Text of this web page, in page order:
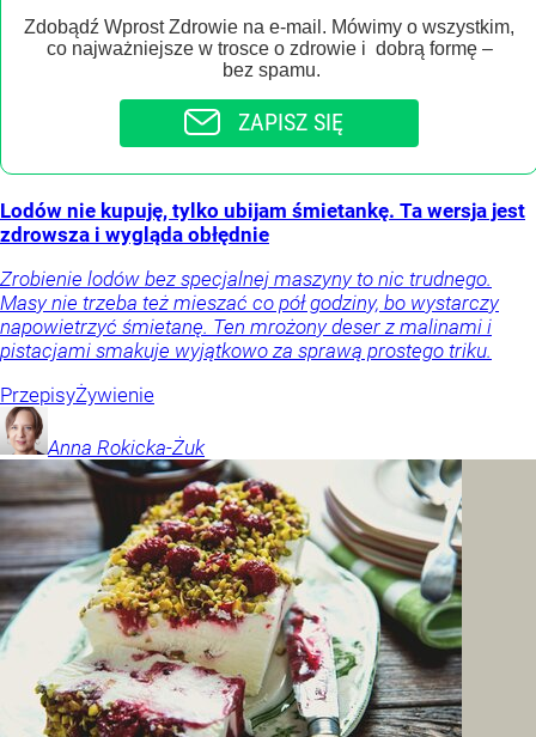
Zdobądź Wprost Zdrowie na e-mail. Mówimy o wszystkim,
co najważniejsze w trosce o zdrowie i dobrą formę –
bez spamu.
ZAPISZ SIĘ
Lodów nie kupuję, tylko ubijam śmietankę. Ta wersja jest
zdrowsza i wygląda obłędnie
Zrobienie lodów bez specjalnej maszyny to nic trudnego.
Masy nie trzeba też mieszać co pół godziny, bo wystarczy
napowietrzyć śmietanę. Ten mrożony deser z malinami i
pistacjami smakuje wyjątkowo za sprawą prostego triku.
PrzepisyŻywienie
Anna Rokicka-Żuk